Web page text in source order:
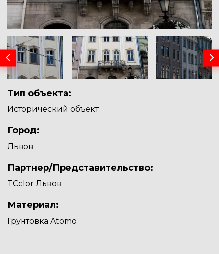
Тип объекта:
Исторический объект
Город:
Львов
Партнер/Представительство:
TColor Львов
Материал:
Грунтовка Atomo